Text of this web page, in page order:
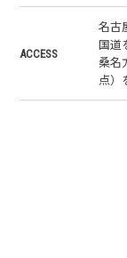
ACCESS
名古
国道
桑名
点）